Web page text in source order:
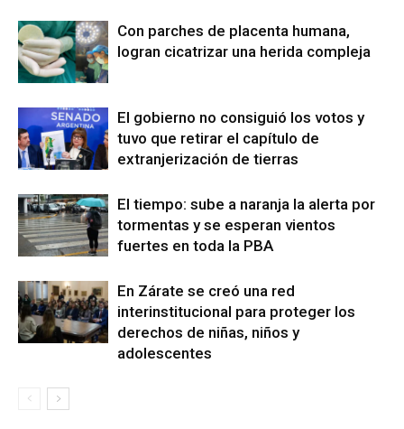
Con parches de placenta humana,
logran cicatrizar una herida compleja
El gobierno no consiguió los votos y
tuvo que retirar el capítulo de
extranjerización de tierras
El tiempo: sube a naranja la alerta por
tormentas y se esperan vientos
fuertes en toda la PBA
En Zárate se creó una red
interinstitucional para proteger los
derechos de niñas, niños y
adolescentes